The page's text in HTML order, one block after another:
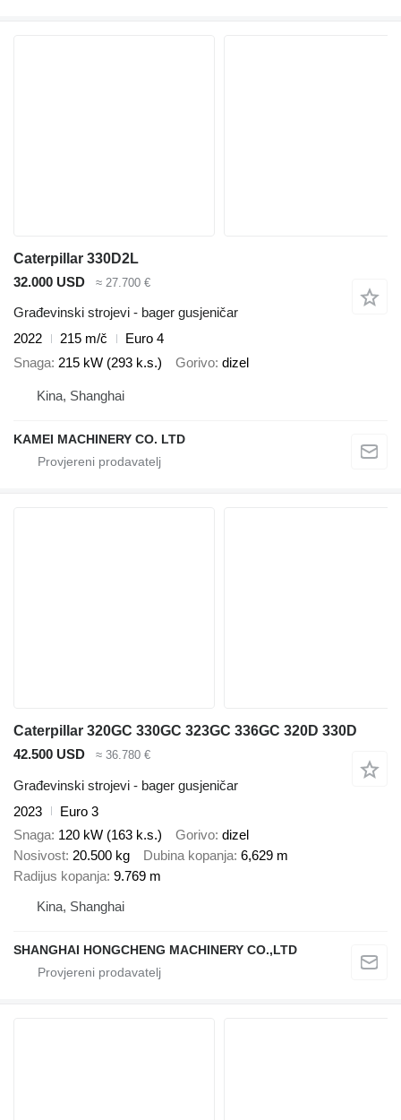
Caterpillar 330D2L
32.000 USD
≈ 27.700 €
Građevinski strojevi - bager gusjeničar
2022
215 m/č
Euro 4
Snaga 215 kW (293 k.s.) Gorivo dizel
Kina, Shanghai
KAMEI MACHINERY CO. LTD
Caterpillar 320GC 330GC 323GC 336GC 320D 330D
42.500 USD
≈ 36.780 €
Građevinski strojevi - bager gusjeničar
2023
Euro 3
Snaga 120 kW (163 k.s.) Gorivo dizel
Nosivost 20.500 kg Dubina kopanja 6,629 m
Radijus kopanja 9.769 m
Kina, Shanghai
SHANGHAI HONGCHENG MACHINERY CO.,LTD